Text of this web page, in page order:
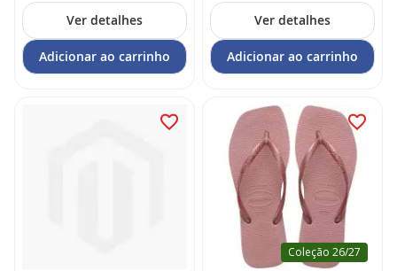
Ver detalhes
Adicionar ao carrinho
Ver detalhes
Adicionar ao carrinho
Coleção 26/27